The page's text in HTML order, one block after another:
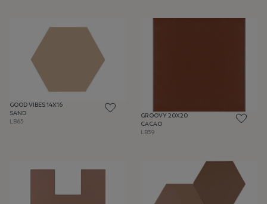
GOOD VIBES 14X16
SAND
LB65
GROOVY 20X20
CACAO
LB39